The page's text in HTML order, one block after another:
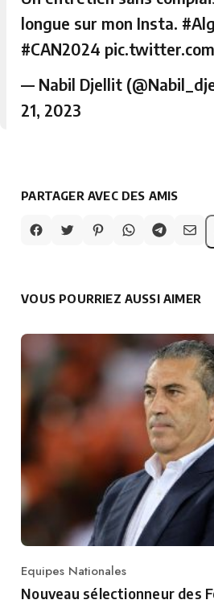
longue sur mon Insta.
#CAN2024
— Nabil Djellit
21, 2023
PARTAGER AVEC DES AMIS
VOUS POURRIEZ AUSSI AIMER
Category
Equipes Nationales
Nouveau sélectionneur des